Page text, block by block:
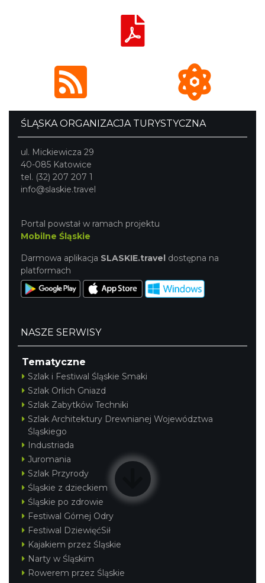
ŚLĄSKA ORGANIZACJA TURYSTYCZNA
ul. Mickiewicza 29
40-085 Katowice
tel. (32) 207 207 1
info@slaskie.travel
Portal powstał w ramach projektu
Mobilne Śląskie
Darmowa aplikacja SLASKIE.travel dostępna na
platformach
NASZE SERWISY
Tematyczne
Szlak i Festiwal Śląskie Smaki
Szlak Orlich Gniazd
Szlak Zabytków Techniki
Szlak Architektury Drewnianej Województwa
Śląskiego
Industriada
Juromania
Szlak Przyrody
Śląskie z dzieckiem
Śląskie po zdrowie
Festiwal Górnej Odry
Festiwal DziewięćSił
Kajakiem przez Śląskie
Narty w Śląskim
Rowerem przez Śląskie